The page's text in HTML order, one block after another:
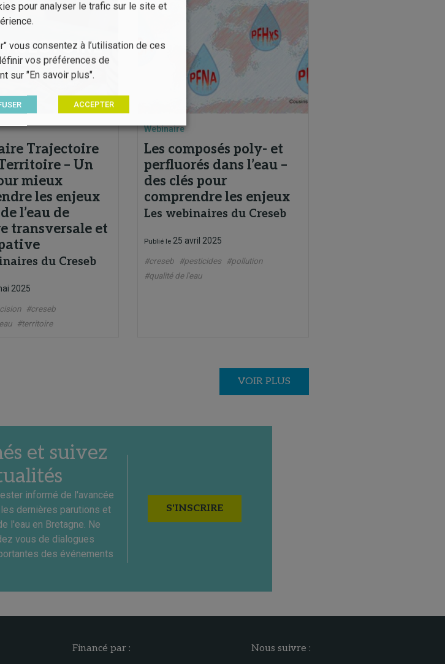
Trajectoire
– Un
mieux
les enjeux
l’eau de
transversale et
du Creseb
2025
#creseb
#territoire
Webinaire
Les composés poly- et
perfluorés dans l’eau –
des clés pour
comprendre les enjeux
Les webinaires du Creseb
Publié le 25 avril 2025
#creseb #pesticides
#pollution
#qualité de l'eau
VOIR PLUS
et suivez
informé de l'avancée
dernières parutions et
l'eau en Bretagne. Ne
vous de dialogues
des événements
S'INSCRIRE
Financé par : Nous suivre :
pour analyser le trafic sur le site et
vous consentez à l’utilisation de ces
vos préférences de
sur "En savoir plus".
ACCEPTER